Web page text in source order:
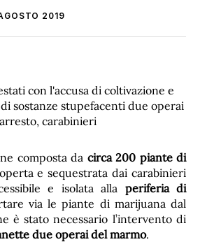
2019
composta da circa 200 piante di
e sequestrata dai carabinieri
e isolata alla periferia di
via le piante di marijuana dal
è stato necessario l’intervento di
due operai del marmo.